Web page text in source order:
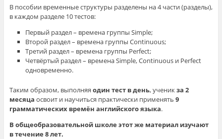
В пособии временные структуры разделены на 4 части (разделы),
в каждом разделе 10 тестов:
Первый раздел – времена группы Simple;
Второй раздел – времена группы Continuous;
Третий раздел – времена группы Perfect;
Четвёртый раздел – времена Simple, Continuous и Perfect
одновременно.
Таким образом, выполняя один тест в день, ученикза 2
месяца освоит и научиться практически применять 9
грамматических времён английского языка.
В общеобразовательной школе этот же материал изучают
в течение 8 лет.